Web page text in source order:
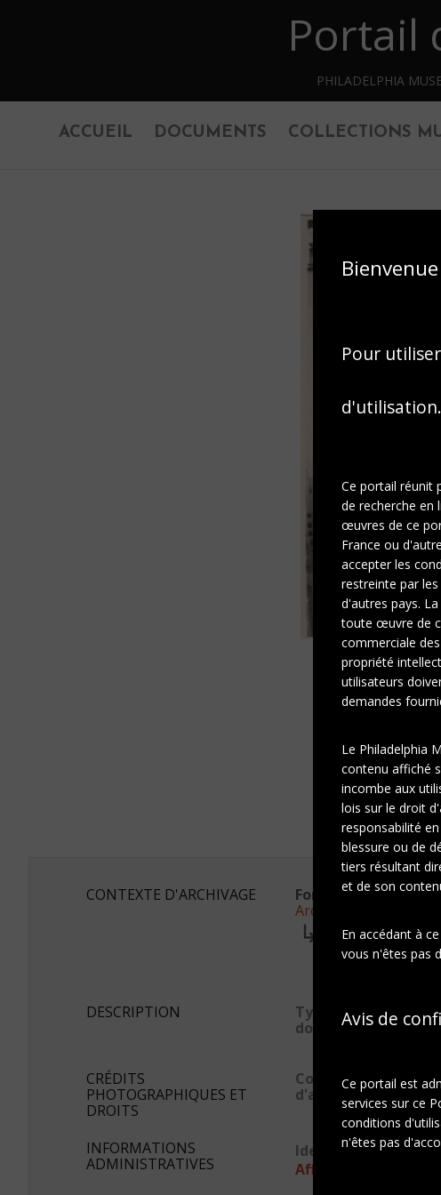
Portail
PHILADELPHIA
ACCUEIL DOCUMENTS COLLECTIONS
1
CONTEXTE D'ARCHIVAGE
Fonds ou collection:
Archives Marcel
Série:
Photographies
Sous-série:
DESCRIPTION
Type de
document
CRÉDITS
PHOTOGRAPHIQUES ET
DROITS
Conditions
d'accès
INFORMATIONS
ADMINISTRATIVES
Identifiant
Afficher en JSON-LD
Pour
d'utilisation.
Ce portail réunit
de recherche en
œuvres de ce
France ou
accepter les
restreinte par
d'autres pays.
toute œuvre de
commerciale
propriété
utilisateurs
demandes
Le Philadelphia
contenu affiché
incombe aux
lois sur le droit
responsabilité
blessure ou de
tiers résultant
et de son
En accédant à
vous n'êtes pas
Avis de
Ce portail est
services sur ce
conditions
n'êtes pas